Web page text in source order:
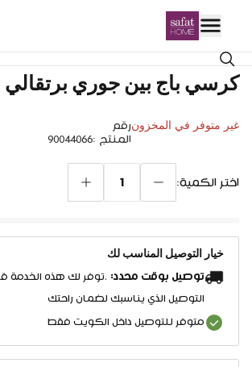
كرسي باج بين جوري برتقالي
غير متوفر في المخزونرقم
المنتج :
90044066
اختر الكمية: 1
خيار التوصيل المناسب لك
توصيل بوقت محدد: .توفر لك هذه الخدمة
التوصيل الذي يناسبك لضمان راحتك
متوفر للتوصيل داخل الكويت فقط